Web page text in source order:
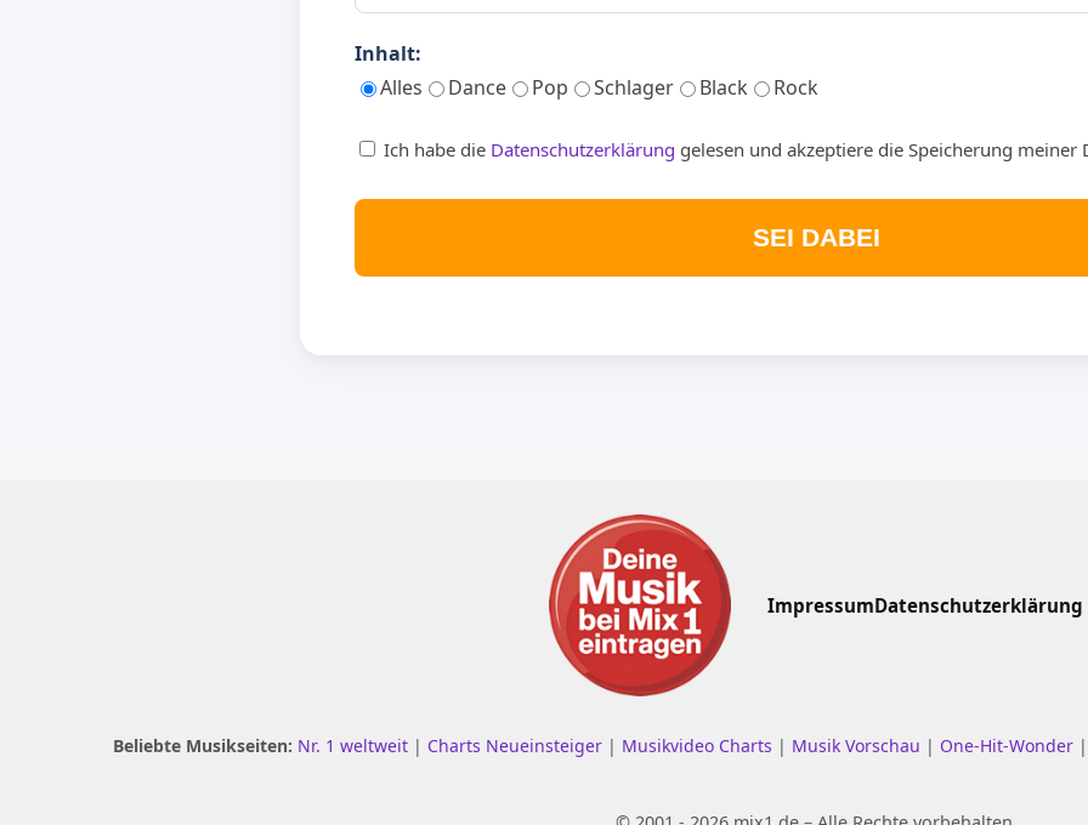
Inhalt:
Alles
Dance Pop Schlager Black Rock
Ich habe die Datenschutzerklärung gelesen und akzeptiere die Speicherung meiner
SEI DABEI
ImpressumDatenschutzerklärung
Beliebte Musikseiten: Nr. 1 weltweit | Charts Neueinsteiger | Musikvideo Charts | Musik Vorschau | One-Hit-Wonder